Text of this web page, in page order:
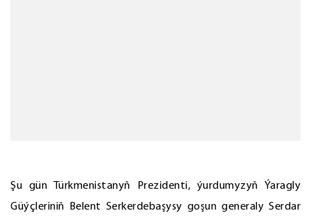
Şu gün Türkmenistanyň Prezidenti, ýurdumyzyň Ýaragly
Güýçleriniň Belent Serkerdebaşysy goşun generaly Serdar